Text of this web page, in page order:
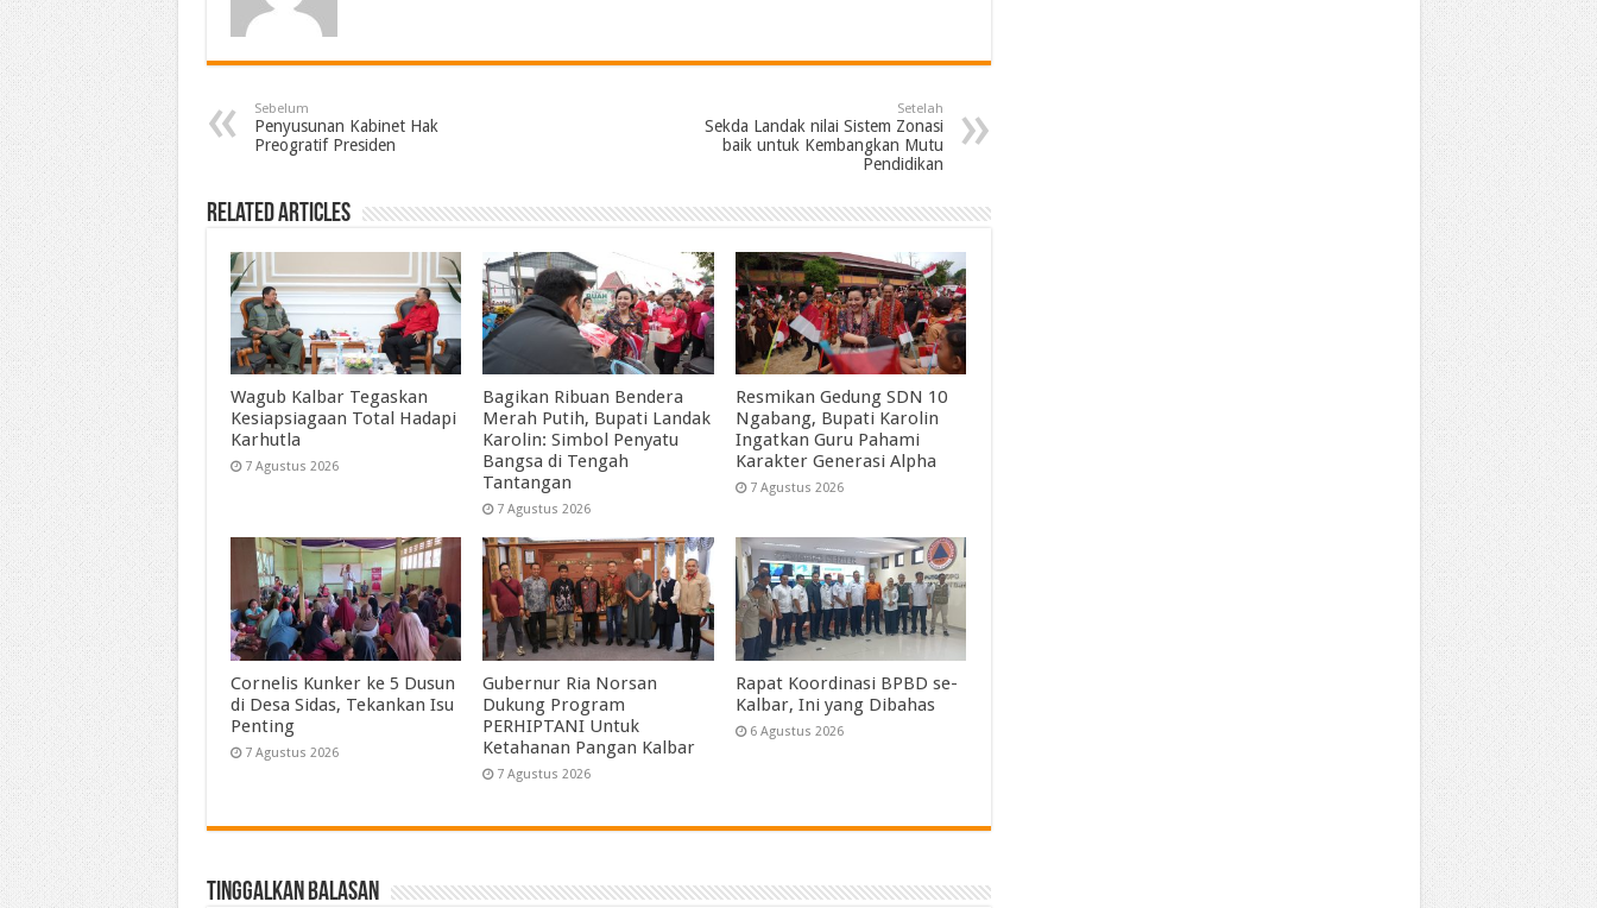
Sebelum
Penyusunan Kabinet Hak
Preogratif Presiden
Setelah
Sekda Landak nilai Sistem Zonasi
baik untuk Kembangkan Mutu
Pendidikan
Related Articles
Wagub Kalbar Tegaskan
Kesiapsiagaan Total Hadapi
Karhutla
7 Agustus 2026
Bagikan Ribuan Bendera
Merah Putih, Bupati Landak
Karolin: Simbol Penyatu
Bangsa di Tengah
Tantangan
7 Agustus 2026
Resmikan Gedung SDN 10
Ngabang, Bupati Karolin
Ingatkan Guru Pahami
Karakter Generasi Alpha
7 Agustus 2026
Cornelis Kunker ke 5 Dusun
di Desa Sidas, Tekankan Isu
Penting
7 Agustus 2026
Gubernur Ria Norsan
Dukung Program
PERHIPTANI Untuk
Ketahanan Pangan Kalbar
7 Agustus 2026
Rapat Koordinasi BPBD se-
Kalbar, Ini yang Dibahas
6 Agustus 2026
Tinggalkan Balasan